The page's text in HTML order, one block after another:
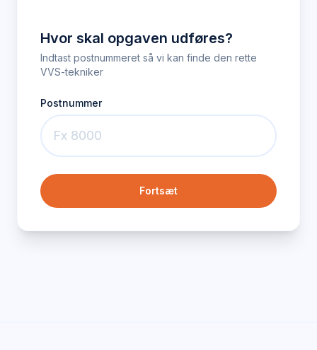
Hvor skal opgaven udføres?
Indtast postnummeret så vi kan finde den rette
VVS-tekniker
Postnummer
Fortsæt